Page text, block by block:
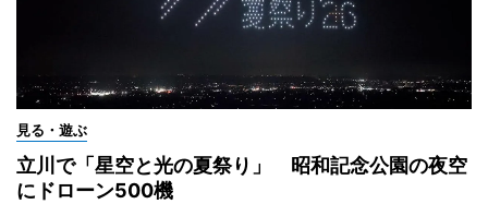
見る・遊ぶ
立川で「星空と光の夏祭り」 昭和記念公園の夜空
にドローン500機